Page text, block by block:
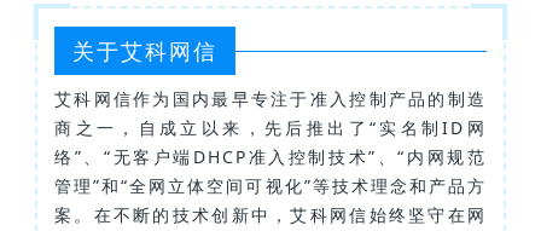
关于艾科网信
艾科网信作为国内最早专注于准入控制产品的制造
商之一，自成立以来，先后推出了“实名制ID网
络”、“无客户端DHCP准入控制技术”、“内网规范
管理”和“全网立体空间可视化”等技术理念和产品方
案。在不断的技术创新中，艾科网信始终坚守在网